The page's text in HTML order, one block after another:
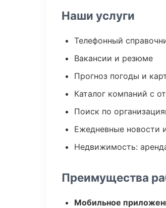
Наши услуги
Телефонный
Вакансии и резюме
Прогноз погоды и
Каталог компаний с
Поиск по
Ежедневные новости
Недвижимость:
Преимущества
Мобильное